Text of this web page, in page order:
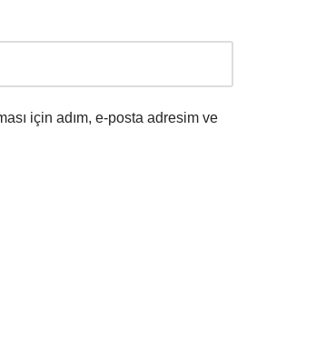
için adım, e-posta adresim ve